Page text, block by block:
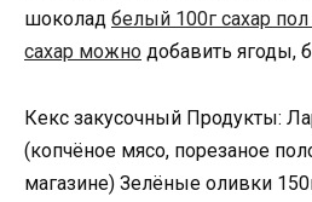
шоколад белый 100г сахар пол
сахар можно добавить ягоды,
Кекс закусочный Продукты:
(копчёное мясо, порезаное
магазине) Зелёные оливки